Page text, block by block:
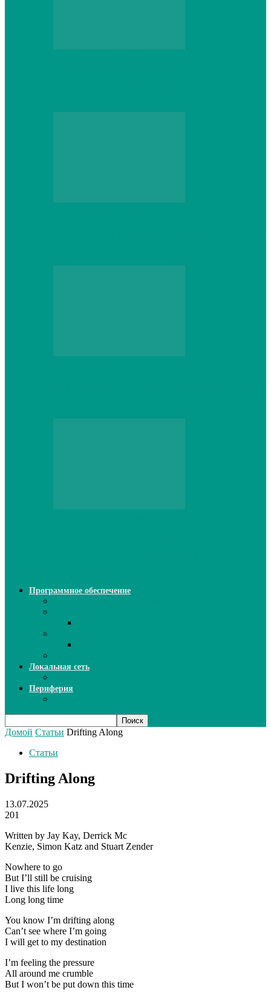
Программное обеспечение
Локальная сеть
Периферия
Домой Статьи Drifting Along
Статьи
Drifting Along
13.07.2025
201
Written by Jay Kay, Derrick Mc
Kenzie, Simon Katz and Stuart Zender
Nowhere to go
But I’ll still be cruising
I live this life long
Long long time
You know I’m drifting along
Can’t see where I’m going
I will get to my destination
I’m feeling the pressure
All around me crumble
But I won’t be put down this time